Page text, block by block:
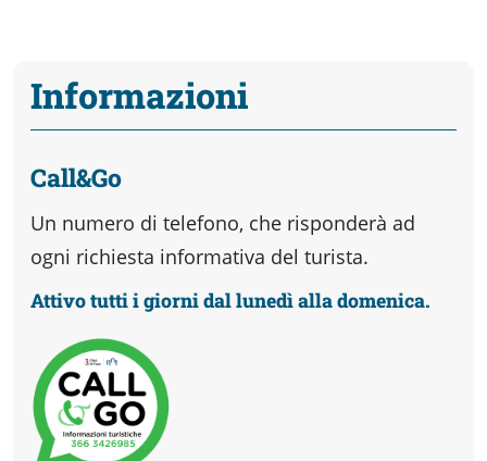
Informazioni
Call&Go
Un numero di telefono, che risponderà ad
ogni richiesta informativa del turista.
Attivo tutti i giorni dal lunedì alla domenica.